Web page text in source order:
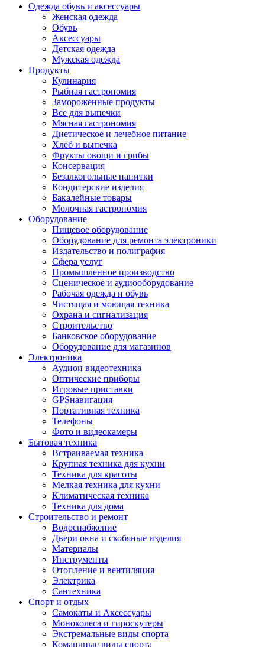
Одежда обувь и аксессуары
Женская одежда
Обувь
Аксессуары
Детская одежда
Мужская одежда
Продукты
Кулинария
Рыбная гастрономия
Замороженные продукты
Все для выпечки
Мясная гастрономия
Диетическое и лечебное питание
Хлеб и выпечка
Фрукты овощи и грибы
Консервация
Безалкогольные напитки
Кондитерские изделия
Бакалейные товары
Молочная гастрономия
Оборудование
Пищевое оборудование
Оборудование для ремонта электроники
Издательство и полиграфия
Сфера услуг
Промышленное производство
Сценическое и аудиооборудование
Рабочая одежда и обувь
Чистящая и моющая техника
Охрана и сигнализация
Строительство
Банковское оборудование
Оборудование для магазинов
Электроника
Аудиои видеотехника
Оптические приборы
Игровые приставки
GPSнавигация
Портативная техника
Телефоны
Фото и видеокамеры
Бытовая техника
Встраиваемая техника
Крупная техника для кухни
Техника для красоты
Мелкая техника для кухни
Климатическая техника
Техника для дома
Строительство и ремонт
Водоснабжение
Двери окна и скобяные изделия
Материалы
Инструменты
Отопление и вентиляция
Электрика
Сантехника
Спорт и отдых
Самокаты и Аксессуары
Моноколеса и гироскутеры
Экстремальные виды спорта
Командные виды спорта